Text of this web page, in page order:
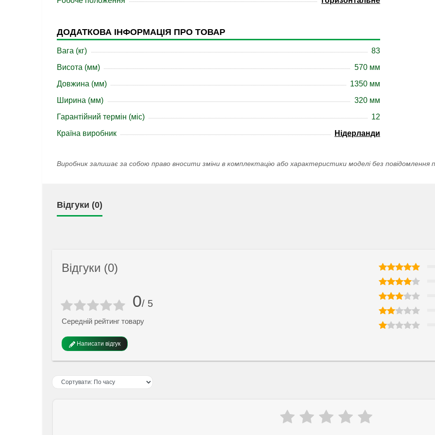
ДОДАТКОВА ІНФОРМАЦІЯ ПРО ТОВАР
Вага (кг)
83
Висота (мм)
570 мм
Довжина (мм)
1350 мм
Ширина (мм)
320 мм
Гарантійний термін (міс)
12
Країна виробник
Нідерланди
Виробник залишає за собою право вносити зміни в комплектацію або характеристики моделі без повідомлення
Відгуки (0)
Відгуки (0)
0/ 5
Середній рейтинг товару
Написати відгук